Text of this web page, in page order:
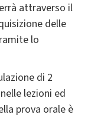
attraverso il
delle
lo
di 2
lezioni ed
prova orale è